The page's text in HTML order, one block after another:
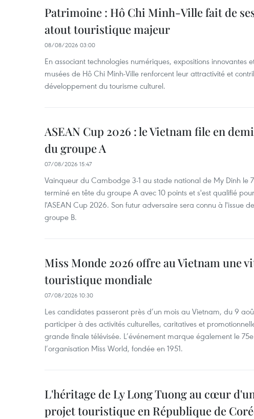
Patrimoine : Hô Chi Minh-Ville fait de
atout touristique majeur
08/08/2026 03:00
En associant technologies numériques, expositions innovantes
musées de Hô Chi Minh-Ville renforcent leur attractivité et
développement du tourisme culturel.
ASEAN Cup 2026 : le Vietnam file en
du groupe A
07/08/2026 15:47
Vainqueur du Cambodge 3-1 au stade national de My Dinh le
terminé en tête du groupe A avec 10 points et s'est qualifié
l'ASEAN Cup 2026. Son futur adversaire sera connu à l'issue
groupe B.
Miss Monde 2026 offre au Vietnam une
touristique mondiale
07/08/2026 10:30
Les candidates passeront près d’un mois au Vietnam, du 9
participer à des activités culturelles, caritatives et
grande finale télévisée. L’événement marque également le
l’organisation Miss World, fondée en 1951.
L'héritage de Ly Long Tuong au cœur
projet touristique en République de